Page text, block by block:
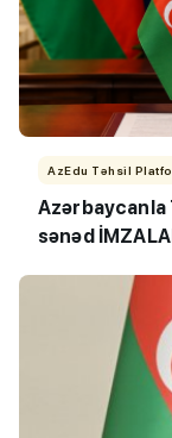
AzEdu Təhsil
Azərbaycanla
sənəd